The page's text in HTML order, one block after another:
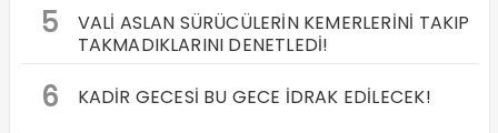
5
VALİ ASLAN SÜRÜCÜLERİN KEMERLERİNİ TAKIP
TAKMADIKLARINI DENETLEDİ!
6 KADİR GECESİ BU GECE İDRAK EDİLECEK!